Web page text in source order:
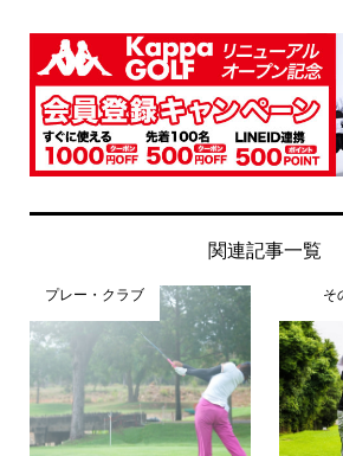
関連記事一覧
プレー・クラブ そ